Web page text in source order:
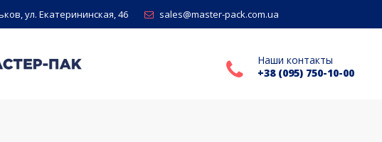
ул. Екатерининская, 46 sales@master-pack.com.ua
Наши контакты
+38 (095) 750-10-00